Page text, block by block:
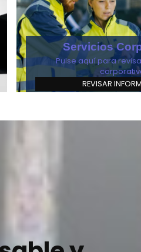
Servicios
Pulse aquí para
REVISAR